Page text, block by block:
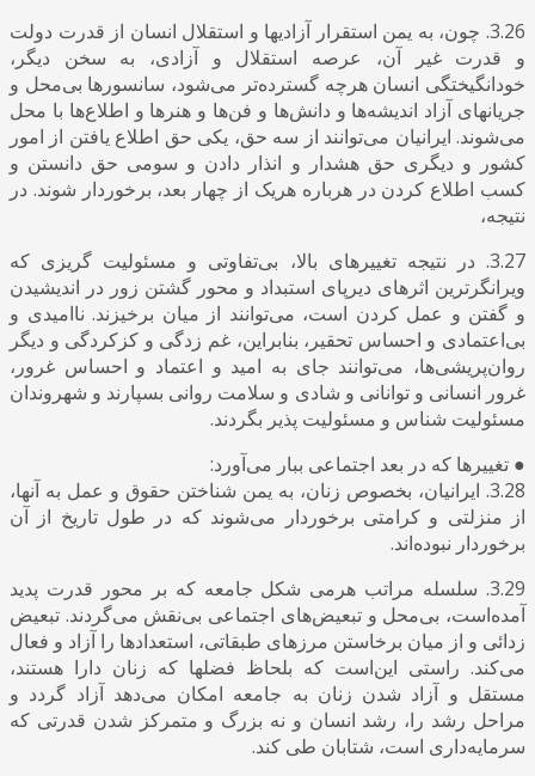
3.26. چون، به یمن استقرار آزادیها و استقلال انسان از قدرت دولت
و قدرت غیر آن، عرصه استقلال و آزادی، به سخن دیگر،
خودانگیختگی انسان هرچه گسترده‌تر می‌شود، سانسورها بی‌محل و
جریانهای آزاد اندیشه‌ها و دانش‌ها و فن‌ها و هنرها و اطلاع‌ها با محل
می‌شوند. ایرانیان می‌توانند از سه حق، یکی حق اطلاع یافتن از امور
کشور و دیگری حق هشدار و انذار دادن و سومی حق دانستن و
کسب اطلاع کردن در هرباره هریک از چهار بعد، برخوردار شوند. در
نتیجه،
3.27. در نتیجه تغییرهای بالا، بی‌تفاوتی و مسئولیت گریزی که
ویرانگرترین اثرهای دیرپای استبداد و محور گشتن زور در اندیشیدن
و گفتن و عمل کردن است، می‌توانند از میان برخیزند. ناامیدی و
بی‌اعتمادی و احساس تحقیر، بنابراین، غم زدگی و کزکردگی و دیگر
روان‌پریشی‌ها، می‌توانند جای به امید و اعتماد و احساس غرور،
غرور انسانی و توانانی و شادی و سلامت روانی بسپارند و شهروندان
مسئولیت شناس و مسئولیت پذیر بگردند.
● تغییرها که در بعد اجتماعی ببار می‌آورد:
3.28. ایرانیان، بخصوص زنان، به یمن شناختن حقوق و عمل به آنها،
از منزلتی و کرامتی برخوردار می‌شوند که در طول تاریخ از آن
برخوردار نبوده‌اند.
3.29. سلسله مراتب هرمی شکل جامعه که بر محور قدرت پدید
آمده‌است، بی‌محل و تبعیض‌های اجتماعی بی‌نقش می‌گردند. تبعیض
زدائی و از میان برخاستن مرزهای طبقاتی، استعدادها را آزاد و فعال
می‌کند. راستی این‌است که بلحاظ فضلها که زنان دارا هستند،
مستقل و آزاد شدن زنان به جامعه امکان می‌دهد آزاد گردد و
مراحل رشد را، رشد انسان و نه بزرگ و متمرکز شدن قدرتی که
سرمایه‌داری است، شتابان طی کند.